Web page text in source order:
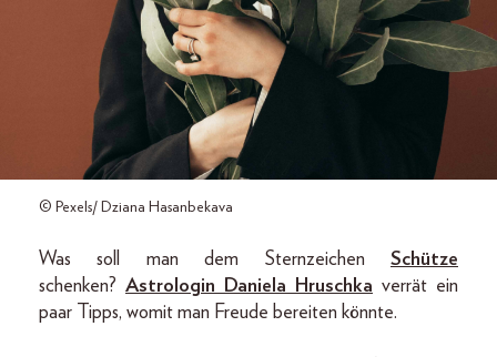
© Pexels/ Dziana Hasanbekava
Was soll man dem Sternzeichen Schütze
schenken? Astrologin Daniela Hruschka verrät ein
paar Tipps, womit man Freude bereiten könnte.